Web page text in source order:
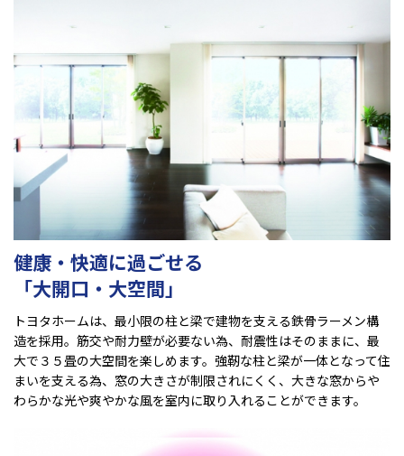
健康・快適に過ごせる
「大開口・大空間」
トヨタホームは、最小限の柱と梁で建物を支える鉄骨ラーメン構
造を採用。筋交や耐力壁が必要ない為、耐震性はそのままに、最
大で３５畳の大空間を楽しめます。強靭な柱と梁が一体となって住
まいを支える為、窓の大きさが制限されにくく、大きな窓からや
わらかな光や爽やかな風を室内に取り入れることができます。